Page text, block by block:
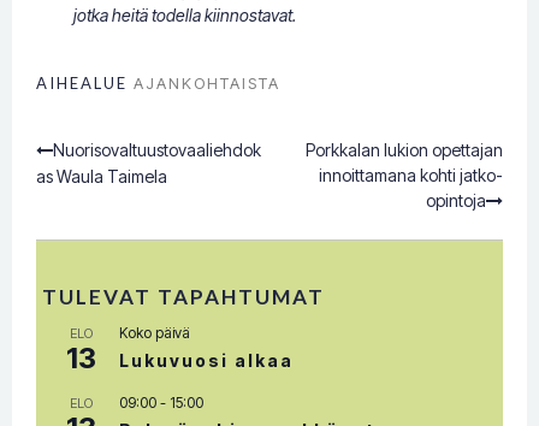
jotka heitä todella kiinnostavat.
AIHEALUE AJANKOHTAISTA
Post
navigation
Porkkalan lukion opettajan
innoittamana kohti jatko-
opintoja
Nuorisovaltuustovaaliehdok
as Waula Taimela
TULEVAT TAPAHTUMAT
ELO
13
Koko päivä
Lukuvuosi alkaa
ELO 09:00 - 15:00